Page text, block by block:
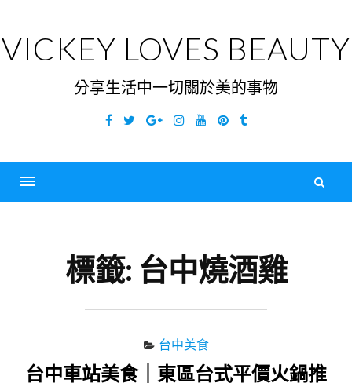
content
VICKEY LOVES BEAUTY
分享生活中一切關於美的事物
Facebook
TwitterGoogleInstagramYouTubePinterest
Tumblr
標籤: 台中燒酒雞
台中美食
台中車站美食｜東區台式平價火鍋推